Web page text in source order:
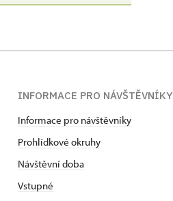
INFORMACE PRO NÁVŠTĚVNÍKY
Informace pro návštěvníky
Prohlídkové okruhy
Návštěvní doba
Vstupné